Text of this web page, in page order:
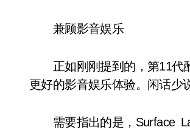
兼顾影音娱乐
正如刚刚提到的，第11代
更好的影音娱乐体验。闲话少
需要指出的是，Surface